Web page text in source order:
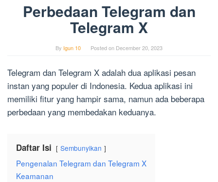
Perbedaan Telegram dan
Telegram X
By Igun 10 Posted on December 20, 2023
Telegram dan Telegram X adalah dua aplikasi pesan
instan yang populer di Indonesia. Kedua aplikasi ini
memiliki fitur yang hampir sama, namun ada beberapa
perbedaan yang membedakan keduanya.
Daftar Isi Sembunyikan
Pengenalan Telegram dan Telegram X
Keamanan